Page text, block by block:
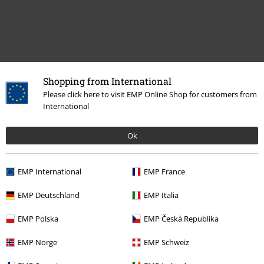
Shopping from International
Please click here to visit EMP Online Shop for customers from
International
Ok
EMP International EMP France
EMP Deutschland EMP Italia
EMP Polska EMP Česká Republika
EMP Norge EMP Schweiz